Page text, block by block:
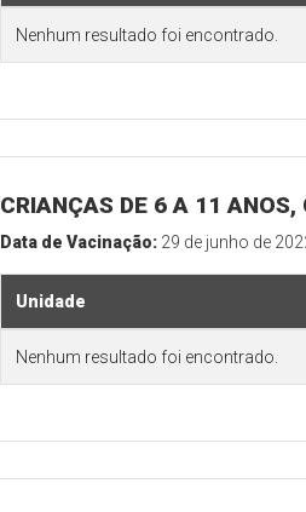
Nenhum resultado foi encontrado.
CRIANÇAS DE 6 A 11 ANOS,
Data de Vacinação: 29 de junho de
Unidade
Nenhum resultado foi encontrado.